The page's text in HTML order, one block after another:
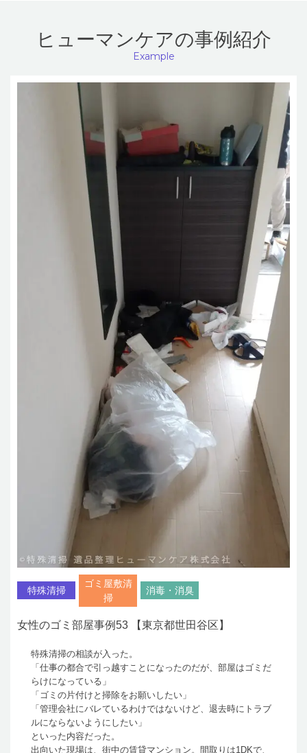
ヒューマンケアの事例紹介
Example
特殊清掃
ゴミ屋敷清
掃
消毒・消臭
女性のゴミ部屋事例53 【東京都世田谷区】
特殊清掃の相談が入った。
「仕事の都合で引っ越すことになったのだが、部屋はゴミだ
らけになっている」
「ゴミの片付けと掃除をお願いしたい」
「管理会社にバレているわけではないけど、退去時にトラブ
ルにならないようにしたい」
といった内容だった。
出向いた現場は、街中の賃貸マンション。間取りは1DKで、